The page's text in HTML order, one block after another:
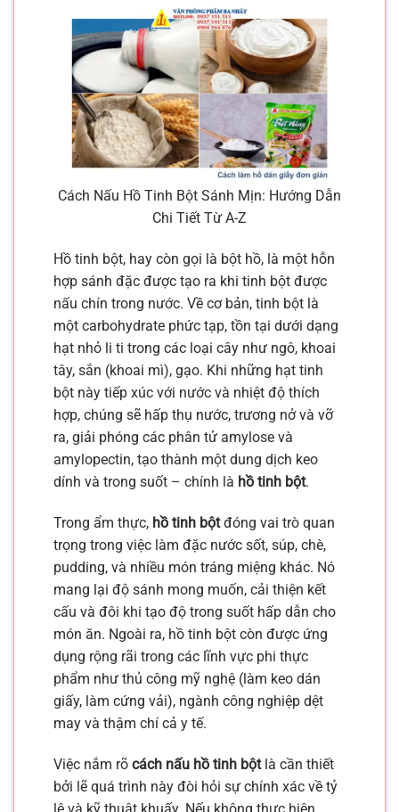
Cách Nấu Hồ Tinh Bột Sánh Mịn: Hướng Dẫn
Chi Tiết Từ A-Z
Hồ tinh bột, hay còn gọi là bột hồ, là một hỗn
hợp sánh đặc được tạo ra khi tinh bột được
nấu chín trong nước. Về cơ bản, tinh bột là
một carbohydrate phức tạp, tồn tại dưới dạng
hạt nhỏ li ti trong các loại cây như ngô, khoai
tây, sắn (khoai mì), gạo. Khi những hạt tinh
bột này tiếp xúc với nước và nhiệt độ thích
hợp, chúng sẽ hấp thụ nước, trương nở và vỡ
ra, giải phóng các phân tử amylose và
amylopectin, tạo thành một dung dịch keo
dính và trong suốt – chính là hồ tinh bột.
Trong ẩm thực, hồ tinh bộtđóng vai trò quan
trọng trong việc làm đặc nước sốt, súp, chè,
pudding, và nhiều món tráng miệng khác. Nó
mang lại độ sánh mong muốn, cải thiện kết
cấu và đôi khi tạo độ trong suốt hấp dẫn cho
món ăn. Ngoài ra, hồ tinh bột còn được ứng
dụng rộng rãi trong các lĩnh vực phi thực
phẩm như thủ công mỹ nghệ (làm keo dán
giấy, làm cứng vải), ngành công nghiệp dệt
may và thậm chí cả y tế.
Việc nắm rõ cách nấu hồ tinh bộtlà cần thiết
bởi lẽ quá trình này đòi hỏi sự chính xác về tỷ